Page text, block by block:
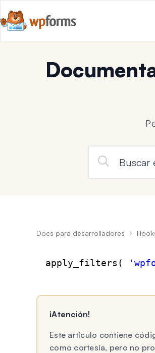
Docs para desarrolladores
apply_filters(
¡Atención!
Este artículo contiene
como cortesía, pero no